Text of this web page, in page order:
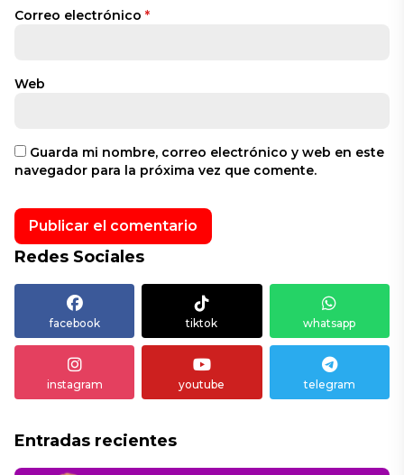
Correo electrónico *
Web
Guarda mi nombre, correo electrónico y web en este
navegador para la próxima vez que comente.
Redes Sociales
facebook tiktok whatsapp
instagram youtube telegram
Entradas recientes